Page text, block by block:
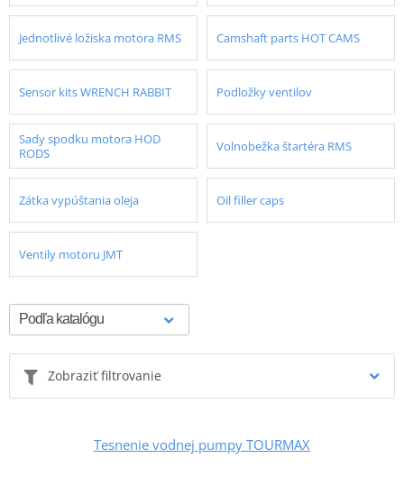
Jednotlivé ložiska motora RMS Camshaft parts HOT CAMS
Sensor kits WRENCH RABBIT Podložky ventilov
Sady spodku motora HOD
RODS
Volnobežka štartéra RMS
Zátka vypúštania oleja Oil filler caps
Ventily motoru JMT
Zobraziť filtrovanie
Tesnenie vodnej pumpy TOURMAX